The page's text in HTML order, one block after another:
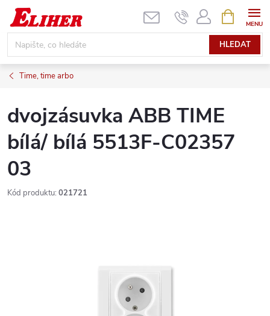
Přejít
obsah
HLEDAT
NÁKUPNÍ
KOŠÍK
Time, time arbo
dvojzásuvka ABB TIME
bílá/ bílá 5513F-C02357
03
Kód produktu: 021721